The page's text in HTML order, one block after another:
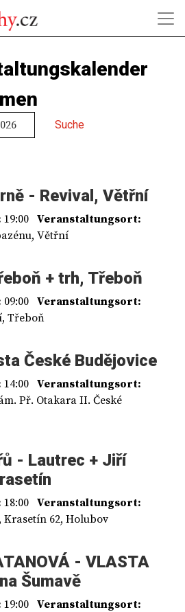
Suche
- Revival, Větřní
19:00 Veranstaltungsort:
Větřní
+ trh, Třeboň
09:00 Veranstaltungsort:
Třeboň
České Budějovice
14:00 Veranstaltungsort:
Př. Otakara II. České
- Lautrec + Jiří
18:00 Veranstaltungsort:
62, Holubov
- VLASTA
Šumavě
19:00 Veranstaltungsort: